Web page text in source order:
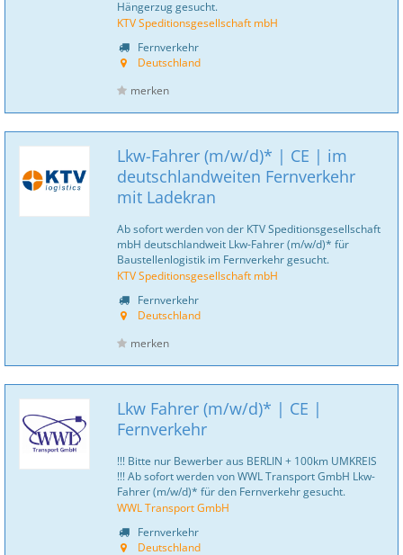
Hängerzug gesucht.
KTV Speditionsgesellschaft mbH
Fernverkehr
Deutschland
merken
Lkw-Fahrer (m/w/d)* | CE | im
deutschlandweiten Fernverkehr
mit Ladekran
Ab sofort werden von der KTV Speditionsgesellschaft
mbH deutschlandweit Lkw-Fahrer (m/w/d)* für
Baustellenlogistik im Fernverkehr gesucht.
KTV Speditionsgesellschaft mbH
Fernverkehr
Deutschland
merken
Lkw Fahrer (m/w/d)* | CE |
Fernverkehr
!!! Bitte nur Bewerber aus BERLIN + 100km UMKREIS
!!! Ab sofort werden von WWL Transport GmbH Lkw-
Fahrer (m/w/d)* für den Fernverkehr gesucht.
WWL Transport GmbH
Fernverkehr
Deutschland